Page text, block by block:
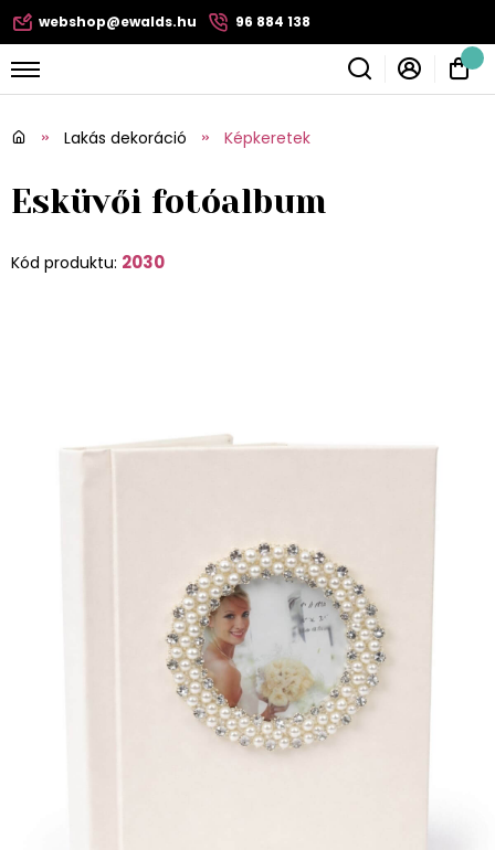
webshop@ewalds.hu 96 884 138
Lakás dekoráció Képkeretek
Esküvői fotóalbum
Kód produktu: 2030